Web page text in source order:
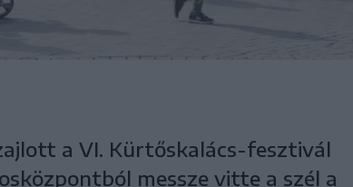
a VI. Kürtőskalács-fesztivál
messze vitte a szél a